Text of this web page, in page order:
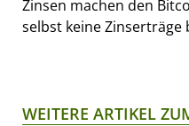
Zinsen machen den
selbst keine Zinserträge
WEITERE ARTIKEL